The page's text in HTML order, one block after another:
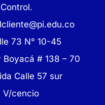
73 N° 10-45
Boyacá # 138 – 70
Calle 57 sur
V/cencio